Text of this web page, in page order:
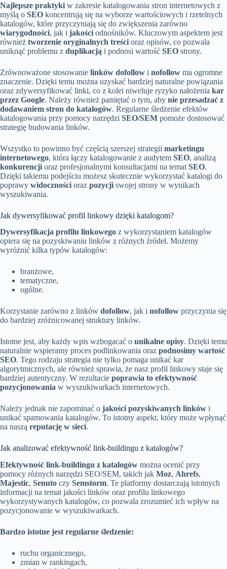
Najlepsze praktyki w zakresie katalogowania stron internetowych z
myślą o SEO koncentrują się na wyborze wartościowych i rzetelnych
katalogów, które przyczyniają się do zwiększenia zarówno
wiarygodności, jak i jakości odnośników. Kluczowym aspektem jest
również tworzenie oryginalnych treści oraz opisów, co pozwala
uniknąć problemu z duplikacją i podnosi wartość SEO strony.
Zrównoważone stosowanie linków dofollow i nofollow ma ogromne
znaczenie. Dzięki temu można uzyskać bardziej naturalne powiązania
oraz zdywersyfikować linki, co z kolei niweluje ryzyko nałożenia kar
przez Google. Należy również pamiętać o tym, aby nie przesadzać z
dodawaniem stron do katalogów. Regularne śledzenie efektów
katalogowania przy pomocy narzędzi SEO/SEM pomoże dostosować
strategię budowania linków.
Wszystko to powinno być częścią szerszej strategii marketingu
internetowego, która łączy katalogowanie z audytem SEO, analizą
konkurencji oraz profesjonalnymi konsultacjami na temat SEO.
Dzięki takiemu podejściu możesz skutecznie wykorzystać katalogi do
poprawy widoczności oraz pozycji swojej strony w wynikach
wyszukiwania.
Jak dywersyfikować profil linkowy dzięki katalogom?
Dywersyfikacja profilu linkowego z wykorzystaniem katalogów
opiera się na pozyskiwaniu linków z różnych źródeł. Możemy
wyróżnić kilka typów katalogów:
branżowe,
tematyczne,
ogólne.
Korzystanie zarówno z linków dofollow, jak i nofollow przyczynia się
do bardziej zróżnicowanej struktury linków.
Istotne jest, aby każdy wpis wzbogacać o unikalne opisy. Dzięki temu
naturalnie wspieramy proces podlinkowania oraz podnosimy wartość
SEO. Tego rodzaju strategia nie tylko pomaga unikać kar
algorytmicznych, ale również sprawia, że nasz profil linkowy staje się
bardziej autentyczny. W rezultacie poprawia to efektywność
pozycjonowania w wyszukiwarkach internetowych.
Należy jednak nie zapominać o jakości pozyskiwanych linków i
unikać spamowania katalogów. To istotny aspekt, który może wpłynąć
na naszą reputację w sieci.
Jak analizować efektywność link-buildingu z katalogów?
Efektywność link-buildingu z katalogów można ocenić przy
pomocy różnych narzędzi SEO/SEM, takich jak Moz, Ahrefs,
Majestic, Senuto czy Semstorm. Te platformy dostarczają istotnych
informacji na temat jakości linków oraz profilu linkowego
wykorzystywanych katalogów, co pozwala zrozumieć ich wpływ na
pozycjonowanie w wyszukiwarkach.
Bardzo istotne jest regularne śledzenie:
ruchu organicznego,
zmian w rankingach,